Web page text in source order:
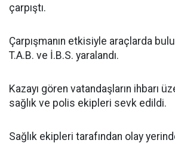
çarpıştı.
Çarpışmanın etkisiyle araçlarda
T.A.B. ve İ.B.S. yaralandı.
Kazayı gören vatandaşların ihbarı
sağlık ve polis ekipleri sevk edildi.
Sağlık ekipleri tarafından olay